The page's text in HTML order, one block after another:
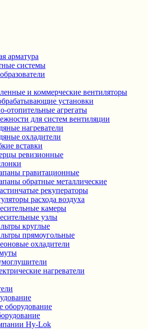
арматура
системы
и коммерческие вентиляторы
установки
отопительные агрегаты
для систем вентиляции
нагреватели
охладители
вставки
ревизионные
гравитационные
обратные металлические
рекуператоры
расхода воздуха
камеры
узлы
круглые
прямоугольные
охладители
нагреватели
оборудование
Hy-Lok